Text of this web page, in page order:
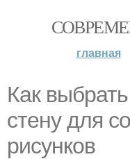
главная
Как
стену для
рисунков